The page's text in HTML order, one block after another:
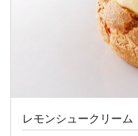
レモンシュークリーム